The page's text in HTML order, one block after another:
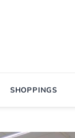
SHOPPINGS